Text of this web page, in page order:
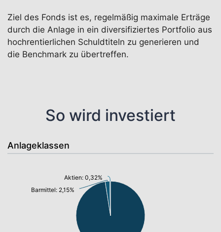
Ziel des Fonds ist es, regelmäßig maximale Erträge
durch die Anlage in ein diversifiziertes Portfolio aus
hochrentierlichen Schuldtiteln zu generieren und
die Benchmark zu übertreffen.
So wird investiert
Anlageklassen
Barmittel: 2,15%
Aktien: 0,32%